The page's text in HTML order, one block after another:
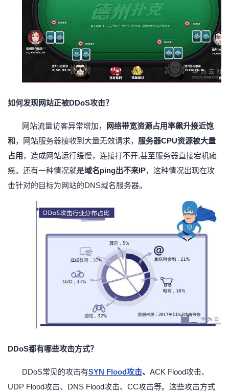
如何发现网站正被DDoS攻击？
网站流量访客异常增加，
网络带宽资源占用率飙升接近饱
和，网站服务器接收到大量无效请求， 服务器CPU资源被大量
占用 ，造成网站运行缓慢，连接打不开,甚至服务器直接宕机瘫
痪。还有一种情况就是域名ping出不来IP，这种情况出现在攻
击针对的目标为网站的DNS域名服务器。
DDoS都有哪些攻击方式？
DDoS常见的攻击有SYN Flood攻击、 ACK Flood攻击、
UDP Flood攻击、DNS Flood攻击、CC攻击等。这些攻击方式